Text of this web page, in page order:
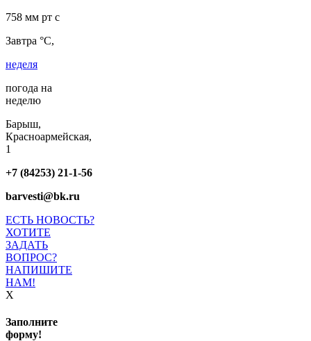
758 мм рт с
Завтра °C,
неделя
погода на
неделю
Барыш,
Красноармейская,
1
+7 (84253) 21-1-56
barvesti@bk.ru
ЕСТЬ НОВОСТЬ?
ХОТИТЕ
ЗАДАТЬ
ВОПРОС?
НАПИШИТЕ
НАМ!
X
Заполните
форму!